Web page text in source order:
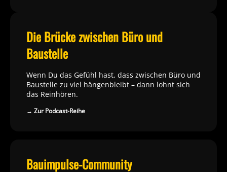
Die Brücke zwischen Büro und
Baustelle
Wenn Du das Gefühl hast, dass zwischen Büro und
Baustelle zu viel hängenbleibt – dann lohnt sich
das Reinhören.
→ Zur Podcast-Reihe
Bauimpulse-Community